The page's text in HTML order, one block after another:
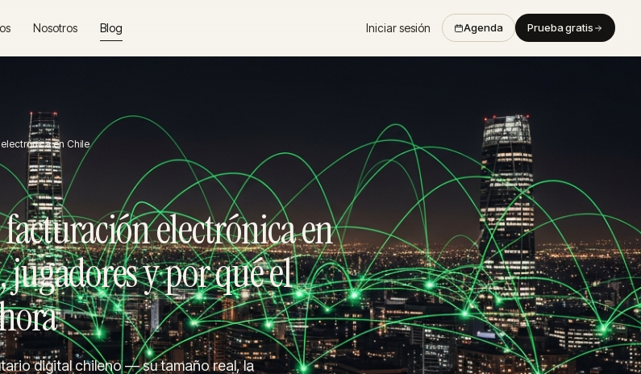
Nosotros Blog Iniciar sesión Agenda Prueba gratis
en Chile
electrónica en
y por qué el
digital chileno — su tamaño real, la